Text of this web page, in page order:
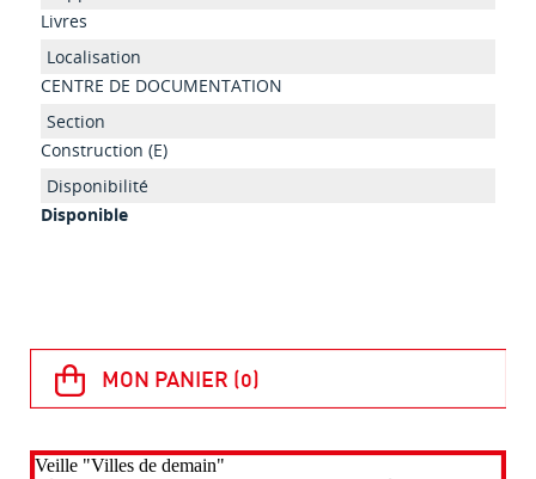
Livres
CENTRE DE DOCUMENTATION
Construction (E)
Disponible